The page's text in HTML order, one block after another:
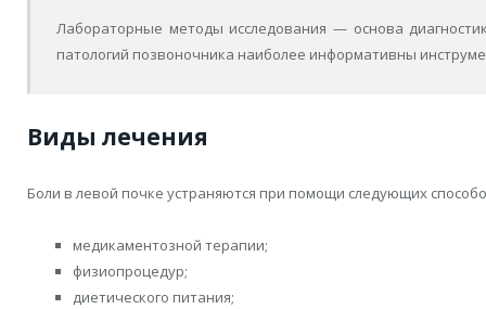
Лабораторные методы исследования — основа
патологий позвоночника наиболее информативны
Виды лечения
Боли в левой почке устраняются при помощи следующих
медикаментозной терапии;
физиопроцедур;
диетического питания;